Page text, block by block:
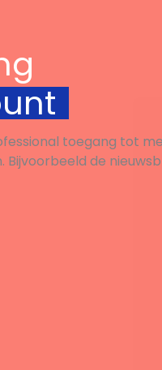
toegang tot
de